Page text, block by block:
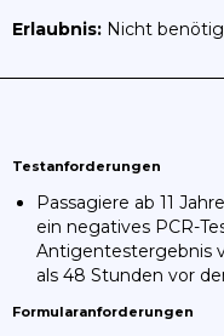
Erlaubnis: Nicht
Testanforderungen
Passagiere ab 11
ein negatives PCR-
Antigentestergebnis
als 48 Stunden vor
Formularanforderungen